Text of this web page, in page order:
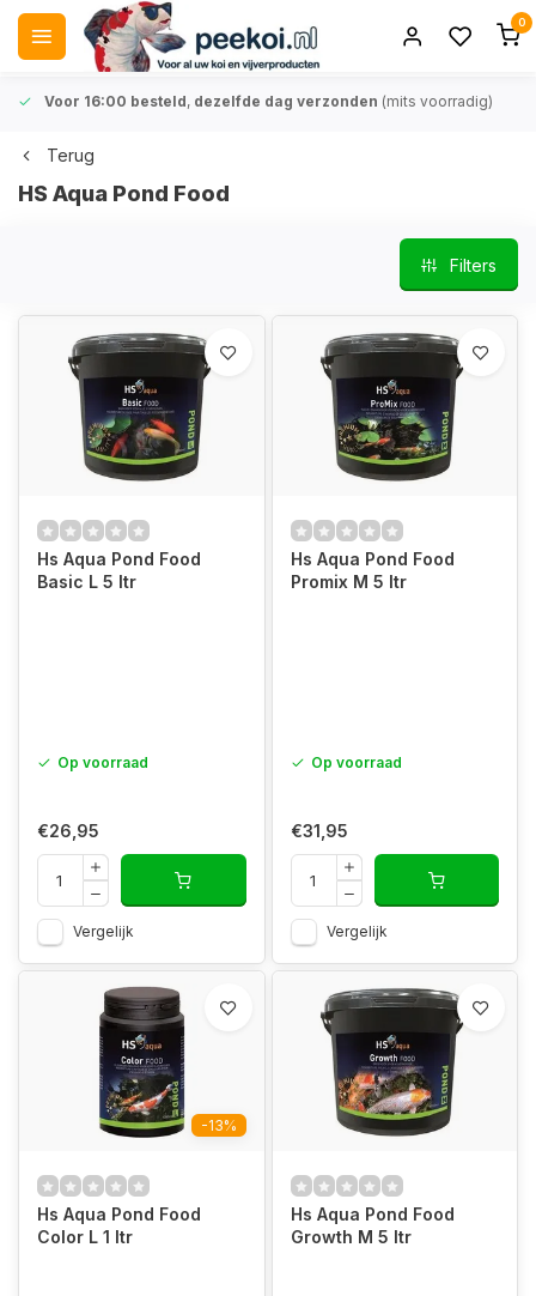
0
Voor 16:00 besteld, dezelfde dag verzonden (mits voorradig)
Terug
HS Aqua Pond Food
Filters
Hs Aqua Pond Food
Basic L 5 ltr
Op voorraad
€26,95
Vergelijk
Hs Aqua Pond Food
Promix M 5 ltr
Op voorraad
€31,95
Vergelijk
-13%
Hs Aqua Pond Food
Color L 1 ltr
Hs Aqua Pond Food
Growth M 5 ltr